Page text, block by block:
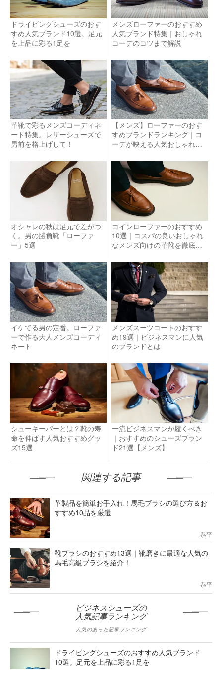
ドライビングシューズのおす
すめ人気ブランド10選。足元
を上品に彩る1足を
メンズローファーのおすすめ
人気ブランド特集｜おしゃれ
コーデのコツまで解説
革靴で彩るメンズコーディネ
ート特集。レザーシューズで
男前を格上げして！
【メンズ】ローファーのおす
すめブランドランキング｜コ
ーデが映える人気おしゃれ靴
オシャレの秋は足元で差がつ
く。男の勝負靴「ローファ
ー」5選
コインローファーのおすすめ
10選｜コスパの良いおしゃれ
なメンズ向けの革靴を徹底解
イケてる男の定番。ローファ
ーで作る大人メンズコーディ
ネート
メンズスーツコートのおすす
め19選｜ビジネスマンに人気
のブランドとは
シューキーパーとは？靴の寿
命を伸ばす人気おすすめグッ
ズ15選
一流ビジネスマンが履くべき
｜おすすめのシューズブラン
ド21選【メンズ】
関連する記事
革製品を簡単お手入れ！馬毛ブラシの選び方＆お
すすめ10品を厳選
恭平
靴ブラシのおすすめ13選｜靴磨きに最適な人気の
馬毛高級ブラシを紹介！
恭平
ビジネスシューズの
人気記事ランキング
人気のあった記事ランキング
ドライビングシューズのおすすめ人気ブランド
10選。足元を上品に彩る1足を